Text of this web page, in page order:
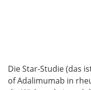
Die Star-Studie (das
of Adalimumab in